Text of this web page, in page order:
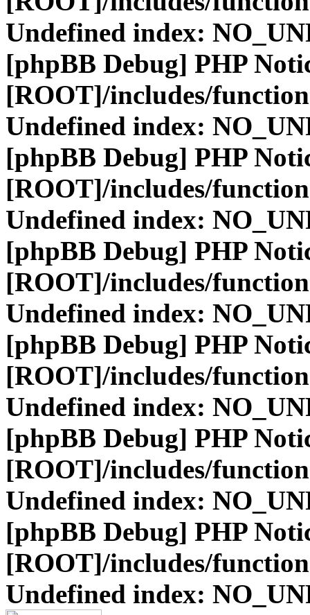
Undefined index:
[phpBB Debug] PHP
[ROOT]/includes/
Undefined index:
[phpBB Debug] PHP
[ROOT]/includes/
Undefined index:
[phpBB Debug] PHP
[ROOT]/includes/
Undefined index:
[phpBB Debug] PHP
[ROOT]/includes/
Undefined index:
[phpBB Debug] PHP
[ROOT]/includes/
Undefined index:
[phpBB Debug] PHP
[ROOT]/includes/
Undefined index: